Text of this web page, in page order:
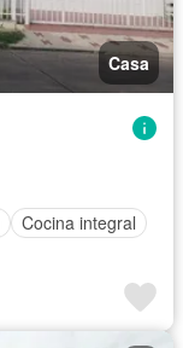
Casa
Cocina integral